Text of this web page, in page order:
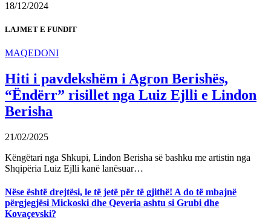
18/12/2024
LAJMET E FUNDIT
MAQEDONI
Hiti i pavdekshëm i Agron Berishës,
“Ëndërr” risillet nga Luiz Ejlli e Lindon
Berisha
21/02/2025
Këngëtari nga Shkupi, Lindon Berisha së bashku me artistin nga
Shqipëria Luiz Ejlli kanë lanësuar…
Nëse është drejtësi, le të jetë për të gjithë! A do të mbajnë
përgjegjësi Mickoski dhe Qeveria ashtu si Grubi dhe
Kovaçevski?